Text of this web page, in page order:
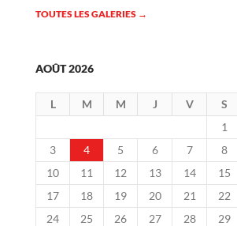
TOUTES LES GALERIES →
AOÛT 2026
L M M J V S
1
3
4 5 6 7 8
10
11 12 13 14 15
17
18 19 20 21 22
24
25 26 27 28 29